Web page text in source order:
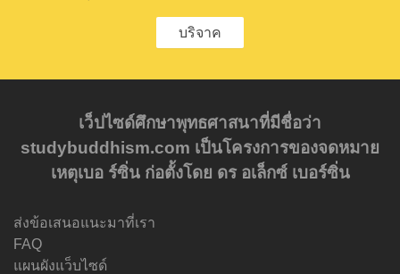
บริจาค
เว็ปไซด์ศึกษาพุทธศาสนาที่มีชื่อว่า
studybuddhism.com เป็นโครงการของจดหมาย
เหตุเบอ ร์ซิ่น ก่อตั้งโดย ดร อเล็กซ์ เบอร์ซิ่น
ส่งข้อเสนอแนะมาที่เรา
FAQ
แผนผังแว็บไซด์